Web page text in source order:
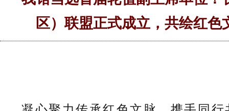
区）联盟正式成立，共绘红色